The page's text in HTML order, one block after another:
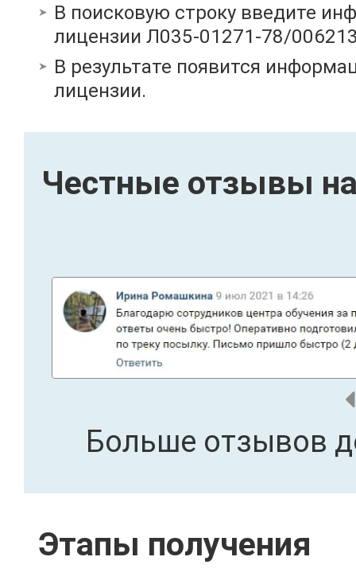
В поисковую строку введите
лицензии Л035-01271-78/
В результате появится
лицензии.
Честные отзывы
Больше отзывов
Этапы получения